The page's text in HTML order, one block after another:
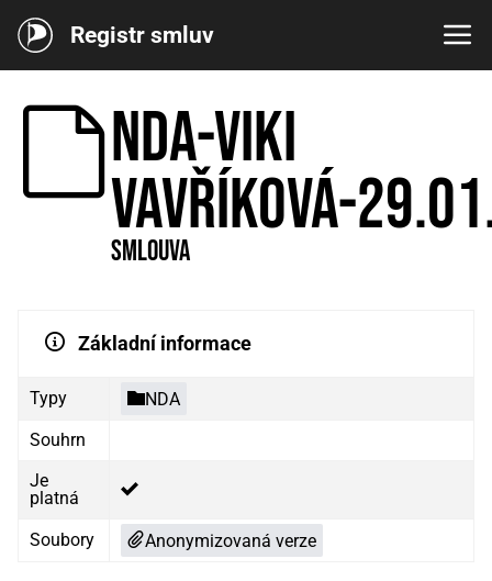
Registr smluv
NDA-Viki
Vavříková-
Smlouva
Základní informace
Typy
NDA
Souhrn
Je
platná
Soubory
Anonymizovaná verze